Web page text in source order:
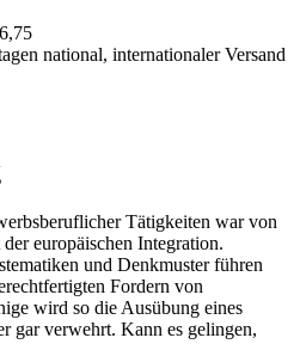
national, internationaler Versand
Tätigkeiten war von
europäischen Integration.
und Denkmuster führen
Fordern von
wird so die Ausübung eines
gar verwehrt. Kann es gelingen,